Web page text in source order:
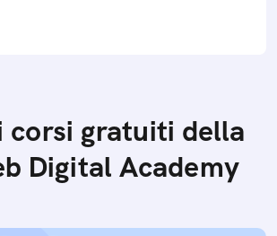
corsi gratuiti della
Digital Academy